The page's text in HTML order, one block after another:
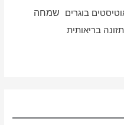
בוגרים שמחה
תזונה בריאותית